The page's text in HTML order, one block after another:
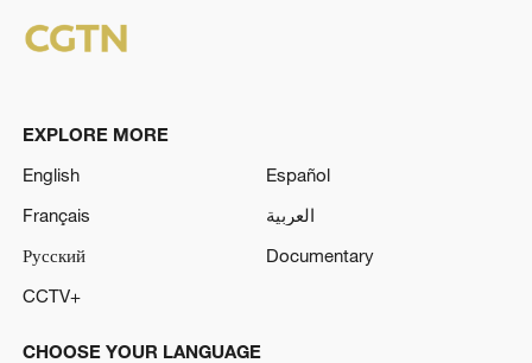
EXPLORE MORE
English
Español
Français
العربية
Русский
Documentary
CCTV+
CHOOSE YOUR LANGUAGE